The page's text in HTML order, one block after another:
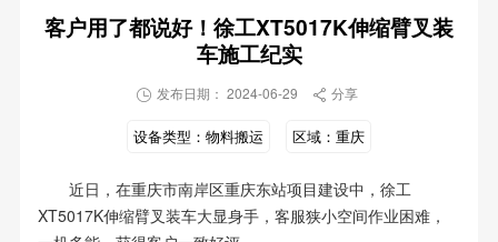
客户用了都说好！徐工XT5017K伸缩臂叉装
车施工纪实
 发布日期： 2024-06-29  分享
设备类型： 物料搬运 区域： 重庆
近日，在重庆市南岸区重庆东站项目建设中，徐工
XT5017K伸缩臂叉装车大显身手，客服狭小空间作业困难，